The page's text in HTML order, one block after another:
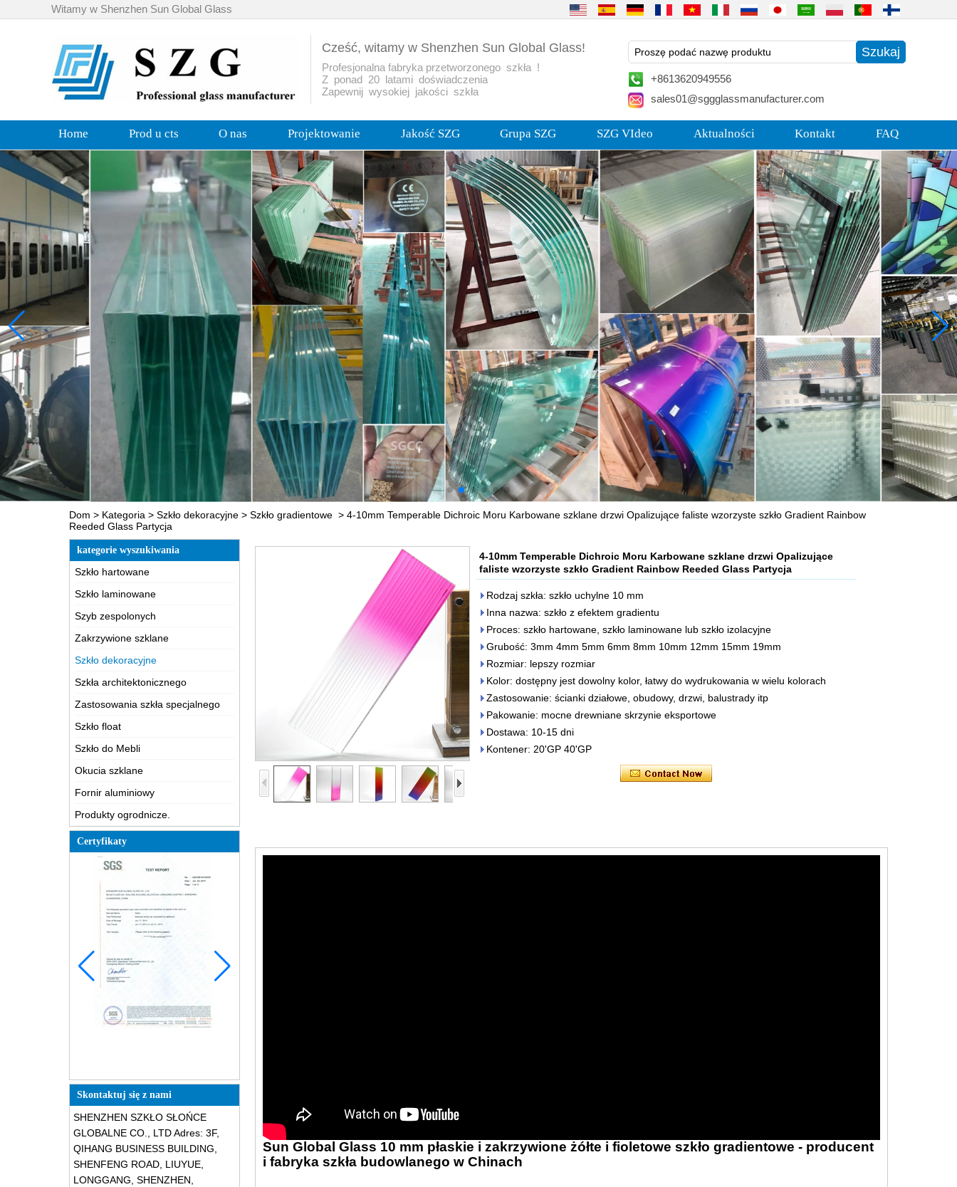
Witamy w Shenzhen Sun Global Glass
Cześć, witamy w Shenzhen Sun Global Glass!
Profesjonalna fabryka przetworzonego szkła !
Z ponad 20 latami doświadczenia
Zapewnij wysokiej jakości szkła
+8613620949556
sales01@sggglassmanufacturer.com
Home Prod u cts O nas Projektowanie Jakość SZG Grupa SZG SZG VIdeo Aktualności Kontakt FAQ
Dom > Kategoria > Szkło dekoracyjne > Szkło gradientowe > 4-10mm Temperable Dichroic Moru Karbowane szklane drzwi Opalizujące faliste wzorzyste szkło Gradient Rainbow
Reeded Glass Partycja
kategorie wyszukiwania
Szkło hartowane
Szkło laminowane
Szyb zespolonych
Zakrzywione szklane
Szkło dekoracyjne
Szkła architektonicznego
Zastosowania szkła specjalnego
Szkło float
Szkło do Mebli
Okucia szklane
Fornir aluminiowy
Produkty ogrodnicze.
Certyfikaty
Skontaktuj się z nami
SHENZHEN SZKŁO SŁOŃCE
GLOBALNE CO., LTD Adres: 3F,
QIHANG BUSINESS BUILDING,
SHENFENG ROAD, LIUYUE,
LONGGANG, SHENZHEN,
4-10mm Temperable Dichroic Moru Karbowane szklane drzwi Opalizujące
faliste wzorzyste szkło Gradient Rainbow Reeded Glass Partycja
Rodzaj szkła: szkło uchylne 10 mm
Inna nazwa: szkło z efektem gradientu
Proces: szkło hartowane, szkło laminowane lub szkło izolacyjne
Grubość: 3mm 4mm 5mm 6mm 8mm 10mm 12mm 15mm 19mm
Rozmiar: lepszy rozmiar
Kolor: dostępny jest dowolny kolor, łatwy do wydrukowania w wielu kolorach
Zastosowanie: ścianki działowe, obudowy, drzwi, balustrady itp
Pakowanie: mocne drewniane skrzynie eksportowe
Dostawa: 10-15 dni
Kontener: 20'GP 40'GP
Sun Global Glass 10 mm płaskie i zakrzywione żółte i fioletowe szkło gradientowe - producent
i fabryka szkła budowlanego w Chinach